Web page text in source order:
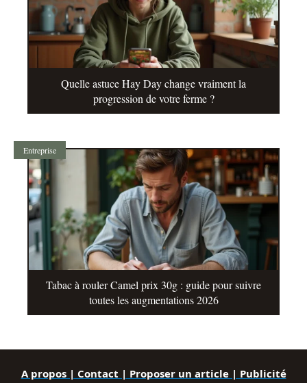
Quelle astuce Hay Day change vraiment la
progression de votre ferme ?
Entreprise
Tabac à rouler Camel prix 30g : guide pour suivre
toutes les augmentations 2026
A propos | Contact | Proposer un article | Publicité